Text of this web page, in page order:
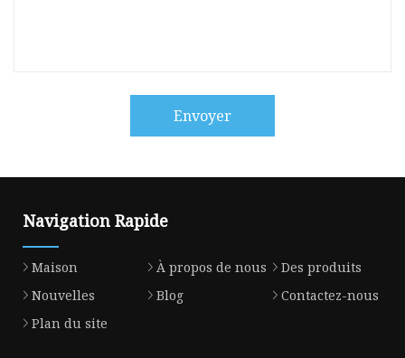
Envoyer
Navigation Rapide
Maison À propos de nous
Des produits
Nouvelles
Blog
Contactez-nous
Plan du site